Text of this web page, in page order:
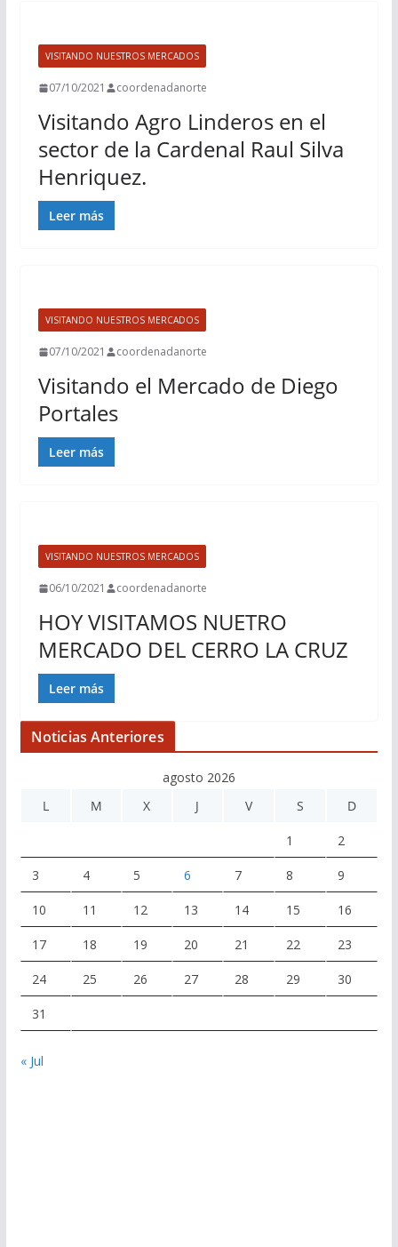
VISITANDO NUESTROS MERCADOS
07/10/2021 coordenadanorte
Visitando Agro Linderos en el
sector de la Cardenal Raul Silva
Henriquez.
Leer más
VISITANDO NUESTROS MERCADOS
07/10/2021 coordenadanorte
Visitando el Mercado de Diego
Portales
Leer más
VISITANDO NUESTROS MERCADOS
06/10/2021 coordenadanorte
HOY VISITAMOS NUETRO
MERCADO DEL CERRO LA CRUZ
Leer más
Noticias Anteriores
agosto 2026
L
M X J V S D
1 2
3 4 5 6 7 8 9
10 11 12 13 14 15 16
17 18 19 20 21 22 23
24 25 26 27 28 29 30
31
« Jul